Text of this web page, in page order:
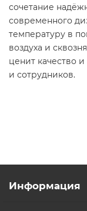
сочетание
современного
температуру в
воздуха и
ценит качество
и сотрудников.
Информация